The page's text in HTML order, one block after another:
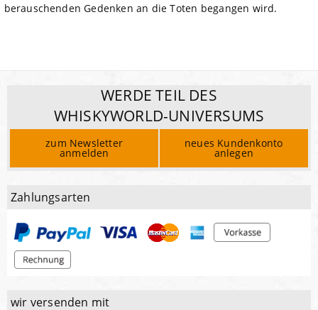
berauschenden Gedenken an die Toten begangen wird.
WERDE TEIL DES
WHISKYWORLD-UNIVERSUMS
zum Newsletter
anmelden
neues Kundenkonto
anlegen
Zahlungsarten
wir versenden mit